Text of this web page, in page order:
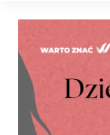
Kursory
2025
–
inspiracji